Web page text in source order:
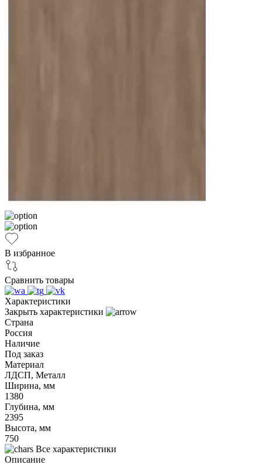
В избранное
Сравнить товары
Характеристики
Закрыть характеристики
Страна
Россия
Наличие
Под заказ
Материал
ЛДСП, Металл
Ширина, мм
1380
Глубина, мм
2395
Высота, мм
750
Все характеристики
Описание